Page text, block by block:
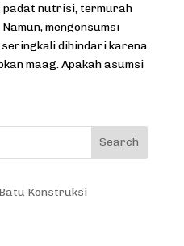
padat nutrisi, termurah
mengonsumsi
seringkali dihindari karena
maag. Apakah asumsi
Konstruksi